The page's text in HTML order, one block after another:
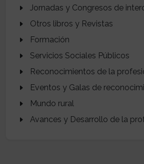
Jornadas y Congresos de
Otros libros y Revistas
Formación
Servicios Sociales Públicos
Reconocimientos de la
Eventos y Galas de
Mundo rural
Avances y Desarrollo de la